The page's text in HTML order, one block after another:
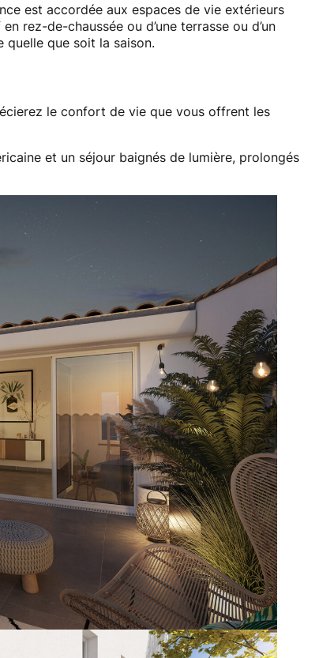
est accordée aux espaces de vie extérieurs
rez-de-chaussée ou d’une terrasse ou d’un
quelle que soit la saison.
le confort de vie que vous offrent les
et un séjour baignés de lumière, prolongés